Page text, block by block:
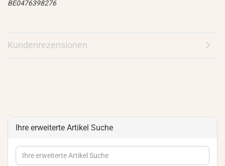
BE0476398276
Kundenrezensionen
Ihre erweiterte Artikel Suche
Ihre
erweiterte